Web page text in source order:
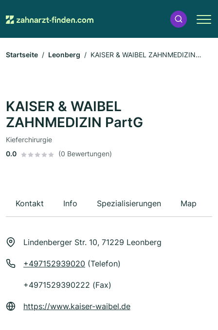
Startseite Leonberg
KAISER & WAIBEL ZAHNMEDIZIN
KAISER & WAIBEL
ZAHNMEDIZIN PartG
Kieferchirurgie
0.0
(0 Bewertungen)
Kontakt Info Spezialisierungen Map
Lindenberger Str. 10, 71229 Leonberg
+497152939020 (Telefon)
+4971529390222 (Fax)
https://www.kaiser-waibel.de